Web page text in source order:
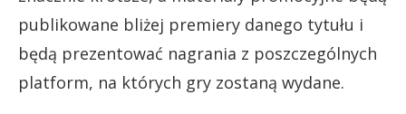
publikowane bliżej premiery danego tytułu i
będą prezentować nagrania z poszczególnych
platform, na których gry zostaną wydane.